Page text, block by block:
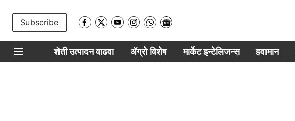
Subscribe
शेती उत्पादन वाढवा ॲग्रो विशेष मार्केट इन्टेलिजन्स हवामान